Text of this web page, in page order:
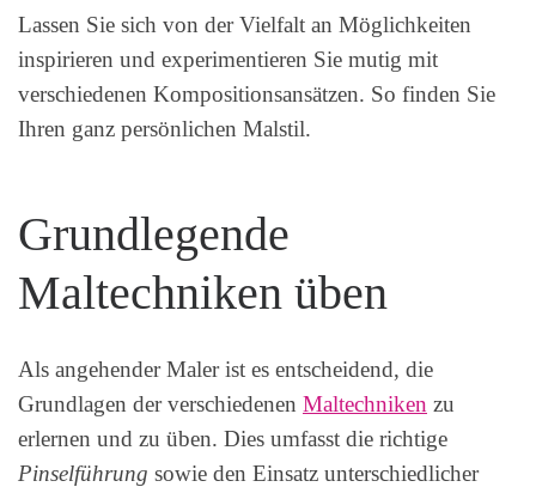
Lassen Sie sich von der Vielfalt an Möglichkeiten
inspirieren und experimentieren Sie mutig mit
verschiedenen Kompositionsansätzen. So finden Sie
Ihren ganz persönlichen Malstil.
Grundlegende
Maltechniken üben
Als angehender Maler ist es entscheidend, die
Grundlagen der verschiedenen Maltechniken zu
erlernen und zu üben. Dies umfasst die richtige
Pinselführung sowie den Einsatz unterschiedlicher